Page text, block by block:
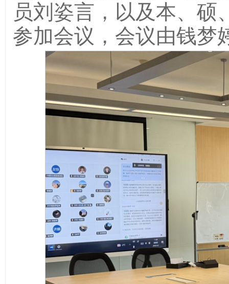
员刘姿言，以及本、硕
参加会议，会议由钱梦